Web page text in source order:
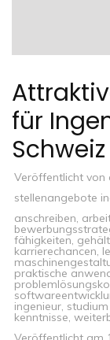
für
Schweiz
Veröffentlicht von
stellenangebote
anschreiben,
fähigkeiten,
karrierechancen,
praktische
ingenieur,
kenntnisse,